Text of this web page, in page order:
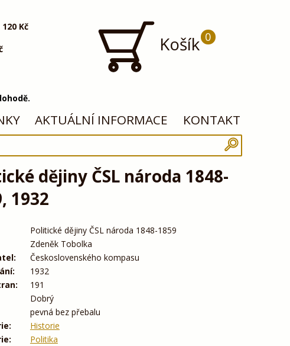
Kč
Košík 0
AKTUÁLNÍ INFORMACE KONTAKT
dějiny ČSL národa 1848-
1932
Politické dějiny ČSL národa 1848-1859
Zdeněk Tobolka
Československého kompasu
1932
191
Dobrý
pevná bez přebalu
Historie
Politika